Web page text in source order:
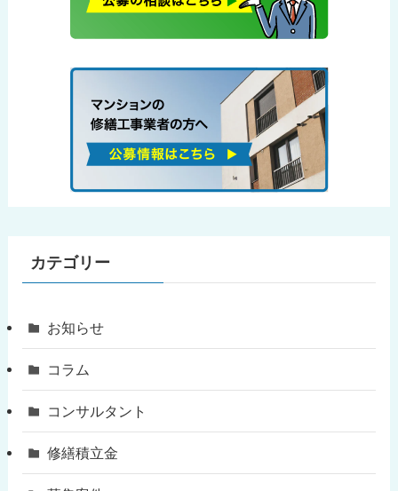
カテゴリー
お知らせ
コラム
コンサルタント
修繕積立金